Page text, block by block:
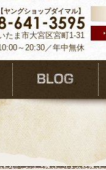
ングショップダイマル】
たま市大宮区宮町1-31
～20:30／年中無休